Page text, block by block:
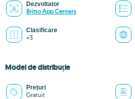
Dezvoltator
Britto App Centers
Clasificare
+3
Model de distribuție
Prețuri
Gratuit